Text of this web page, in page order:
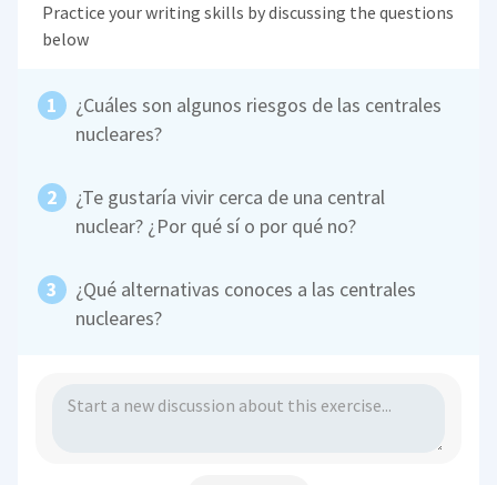
Practice your writing skills by discussing the questions
below
¿Cuáles son algunos riesgos de las centrales
nucleares?
¿Te gustaría vivir cerca de una central
nuclear? ¿Por qué sí o por qué no?
¿Qué alternativas conoces a las centrales
nucleares?